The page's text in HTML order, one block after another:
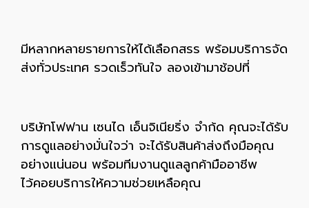
มีหลากหลายรายการให้ได้เลือกสรร พร้อมบริการจัด
ส่งทั่วประเทศ รวดเร็วทันใจ ลองเข้ามาช้อปที่
บริษัทโฟฟาน เซนได เอ็นจิเนียริ่ง จำก้ด คุณจะได้รับ
การดูแลอย่างมั่นใจว่า จะได้รับสินค้าส่งถึงมือคุณ
อย่างแน่นอน พร้อมทีมงานดูแลลูกค้ามืออาชีพ
ไว้คอยบริการให้ความช่วยเหลือคุณ